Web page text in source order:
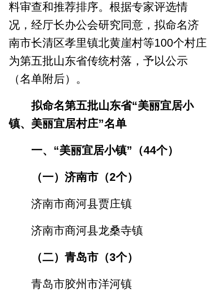
料审查和推荐排序。根据专家评选情
况，经厅长办公会研究同意，拟命名济
南市长清区孝里镇北黄崖村等100个村庄
为第五批山东省传统村落，予以公示
（名单附后）。
拟命名第五批山东省“美丽宜居小
镇、美丽宜居村庄”名单
一、“美丽宜居小镇”（44个）
（一）济南市（2个）
济南市商河县贾庄镇
济南市商河县龙桑寺镇
（二）青岛市（3个）
青岛市胶州市洋河镇